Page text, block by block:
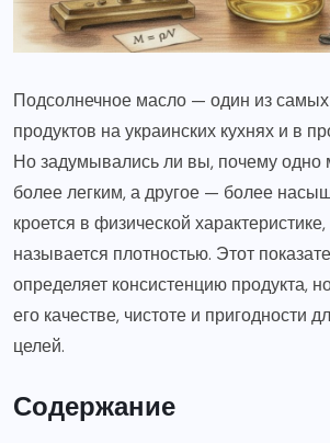
Подсолнечное масло — один из
продуктов на украинских кухнях и в
Но задумывались ли вы, почему одно
более легким, а другое — более
кроется в физической
называется плотностью. Этот
определяет консистенцию продукта,
его качестве, чистоте и пригодности
целей.
Содержание